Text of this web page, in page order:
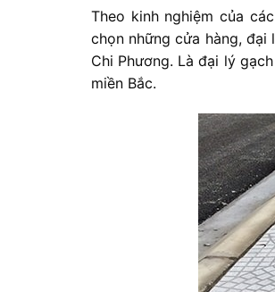
Theo kinh nghiệm của
chọn những cửa hàng, đại
Chi Phương. Là đại lý
miền Bắc.